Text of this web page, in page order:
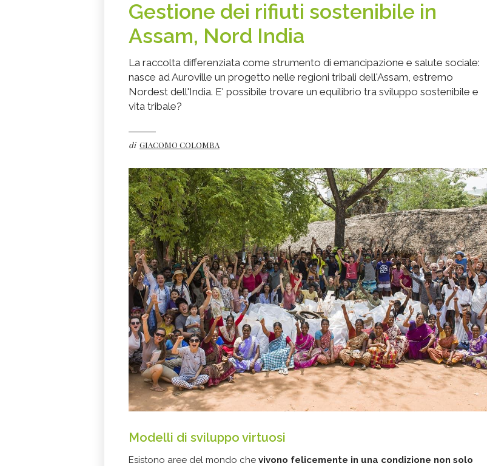
Gestione dei rifiuti sostenibile in
Assam, Nord India
La raccolta differenziata come strumento di emancipazione e salute sociale:
nasce ad Auroville un progetto nelle regioni tribali dell'Assam, estremo
Nordest dell'India. E' possibile trovare un equilibrio tra sviluppo sostenibile e
vita tribale?
di GIACOMO COLOMBA
Modelli di sviluppo virtuosi
Esistono aree del mondo che vivono felicemente in una condizione non solo